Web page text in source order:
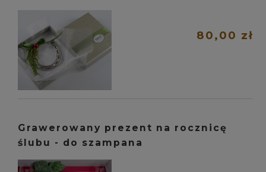
80,00 zł
Grawerowany prezent na rocznicę
ślubu - do szampana